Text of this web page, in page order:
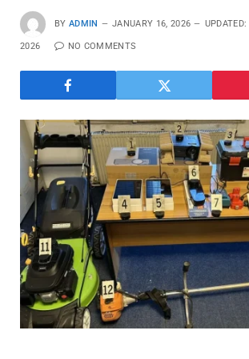
BY ADMIN JANUARY 16, 2026 UPDATED:
2026 NO COMMENTS